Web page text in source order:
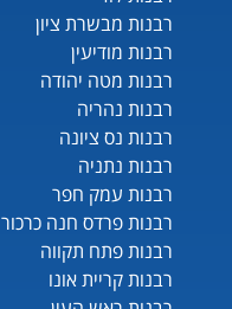
רבנות מבשרת ציון
רבנות מודיעין
רבנות מטה יהודה
רבנות נהריה
רבנות נס ציונה
רבנות נתניה
רבנות עמק חפר
רבנות פרדס חנה כרכור
רבנות פתח תקווה
רבנות קריית אונו